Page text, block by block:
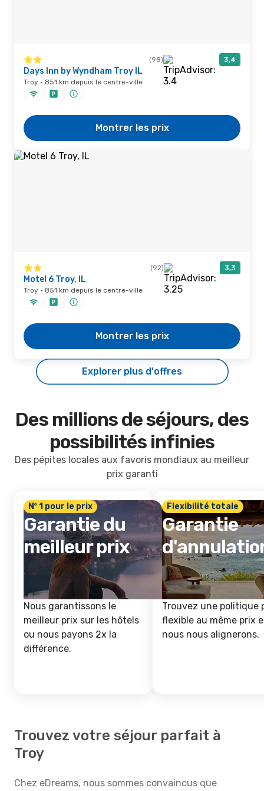
(98) 3,4
Days Inn by Wyndham Troy IL
Troy · 851 km depuis le centre-ville
Montrer les prix
(92) 3,3
Motel 6 Troy, IL
Troy · 851 km depuis le centre-ville
Montrer les prix
Explorer plus d'offres
Des millions de séjours, des
possibilités infinies
Des pépites locales aux favoris mondiaux au meilleur
prix garanti
Nº 1 pour le prix
Garantie du
meilleur prix
Nous garantissons le
meilleur prix sur les hôtels
ou nous payons 2x la
différence.
Flexibilité totale
Garantie
Trouvez une politique
flexible au même prix
nous nous alignerons.
Trouvez votre séjour parfait à
Troy
Chez eDreams, nous sommes convaincus que